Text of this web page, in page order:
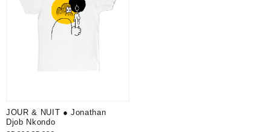
JOUR & NUIT ● Jonathan
Djob Nkondo